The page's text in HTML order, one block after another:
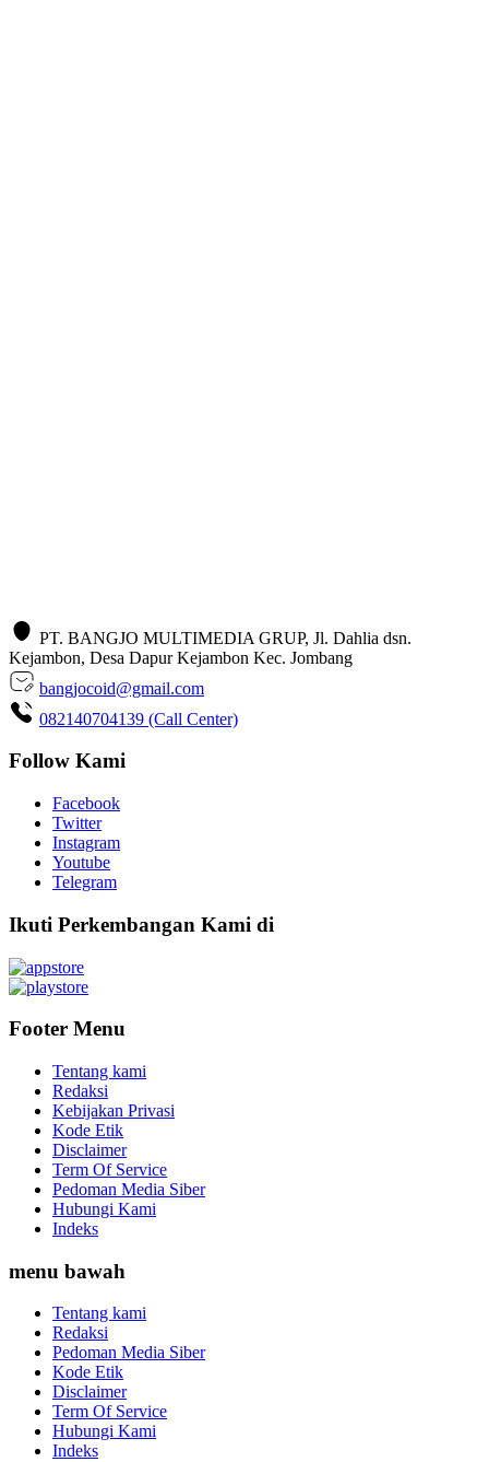
PT. BANGJO MULTIMEDIA GRUP, Jl. Dahlia dsn.
Kejambon, Desa Dapur Kejambon Kec. Jombang
bangjocoid@gmail.com
082140704139 (Call Center)
Follow Kami
Facebook
Twitter
Instagram
Youtube
Telegram
Ikuti Perkembangan Kami di
Footer Menu
Tentang kami
Redaksi
Kebijakan Privasi
Kode Etik
Disclaimer
Term Of Service
Pedoman Media Siber
Hubungi Kami
Indeks
menu bawah
Tentang kami
Redaksi
Pedoman Media Siber
Kode Etik
Disclaimer
Term Of Service
Hubungi Kami
Indeks